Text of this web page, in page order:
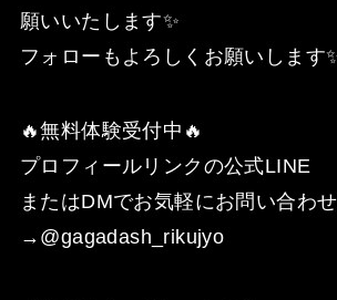
願いいたします✨
フォローもよろしくお願いします
🔥無料体験受付中🔥
プロフィールリンクの公式LINE
またはDMでお気軽にお問い合わせ
→@gagadash_rikujyo